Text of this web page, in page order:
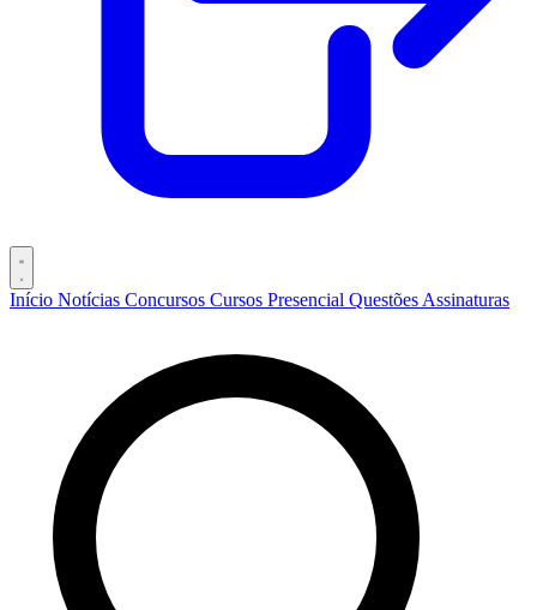
Início Notícias Concursos Cursos Presencial Questões Assinaturas